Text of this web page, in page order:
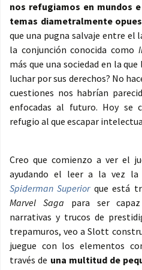
nos refugiamos en mundos
temas diametralmente
que una pugna salvaje entre el
la conjunción conocida como
más que una sociedad en la
luchar por sus derechos? No
cuestiones nos habrían
enfocadas al futuro. Hoy se
refugio al que escapar
Creo que comienzo a ver el
ayudando el leer a la vez la
Spiderman Superiorque está
Marvel Saga para ser
narrativas y trucos de
trepamuros, veo a Slott
juegue con los elementos
través de una multitud de